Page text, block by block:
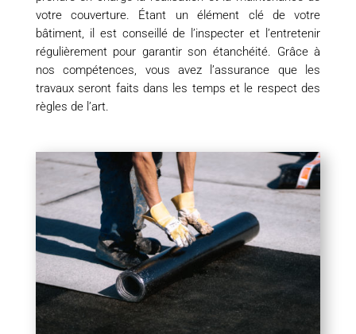
votre couverture. Étant un élément clé de votre
bâtiment, il est conseillé de l’inspecter et l’entretenir
régulièrement pour garantir son étanchéité. Grâce à
nos compétences, vous avez l’assurance que les
travaux seront faits dans les temps et le respect des
règles de l’art.